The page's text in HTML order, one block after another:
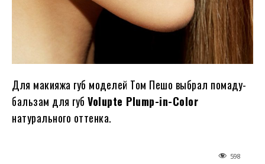
Для макияжа губ моделей Том Пешо выбрал помаду-
бальзам для губ Volupte Plump-in-Color
натурального оттенка.
598